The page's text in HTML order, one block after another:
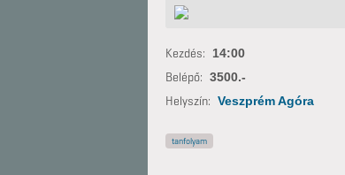
Kezdés: 14:00
Belépő: 3500.-
Helyszín: Veszprém Agóra
tanfolyam